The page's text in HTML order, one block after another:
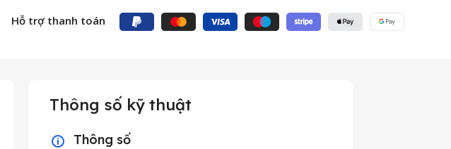
Hỗ trợ thanh toán
Thông số kỹ thuật
Thông số